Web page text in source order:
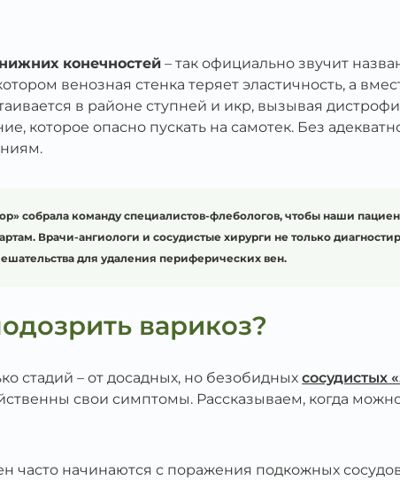
конечностей – так официально звучит
венозная стенка теряет эластичность, а
в районе ступней и икр, вызывая
которое опасно пускать на самотек. Без
собрала команду специалистов-флебологов, чтобы наши
Врачи-ангиологи и сосудистые хирурги не только
для удаления периферических вен.
варикоз?
стадий – от досадных, но безобидныхсосудистых
свои симптомы. Рассказываем, когда
часто начинаются с поражения подкожных